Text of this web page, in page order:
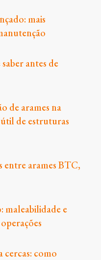
mais
antes de
de arames na
útil de estruturas
entre arames BTC,
maleabilidade e
cercas: como